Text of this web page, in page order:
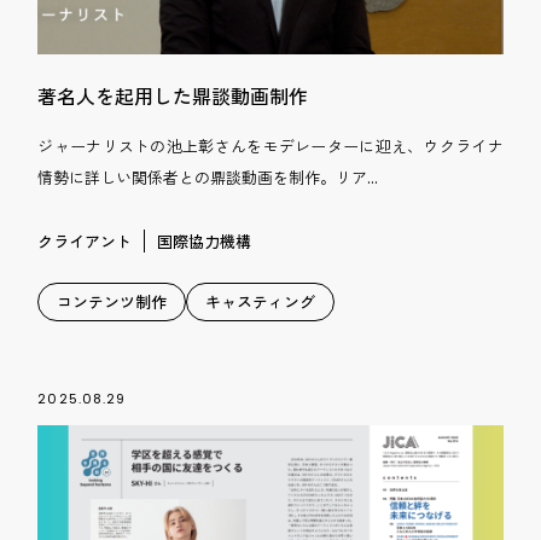
著名人を起用した鼎談動画制作
ジャーナリストの池上彰さんをモデレーターに迎え、ウクライナ
情勢に詳しい関係者との鼎談動画を制作。リア...
クライアント 国際協力機構
コンテンツ制作 キャスティング
2025.08.29